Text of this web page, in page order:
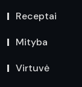
Receptai
Mityba
Virtuvė